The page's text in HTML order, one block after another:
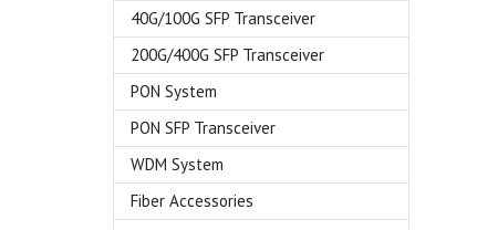
40G/100G SFP Transceiver
200G/400G SFP Transceiver
PON System
PON SFP Transceiver
WDM System
Fiber Accessories